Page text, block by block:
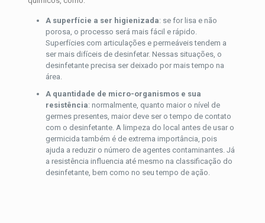
A superfície a ser higienizada: se for lisa e não
porosa, o processo será mais fácil e rápido.
Superfícies com articulações e permeáveis tendem a
ser mais difíceis de desinfetar. Nessas situações, o
desinfetante precisa ser deixado por mais tempo na
área.
A quantidade de micro-organismos e sua
resistência: normalmente, quanto maior o nível de
germes presentes, maior deve ser o tempo de contato
com o desinfetante. A limpeza do local antes de usar o
germicida também é de extrema importância, pois
ajuda a reduzir o número de agentes contaminantes. Já
a resistência influencia até mesmo na classificação do
desinfetante, bem como no seu tempo de ação.